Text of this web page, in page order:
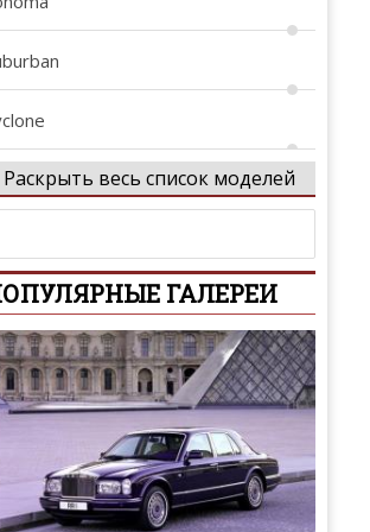
Раскрыть весь список моделей
ГАЛЕРЕИ